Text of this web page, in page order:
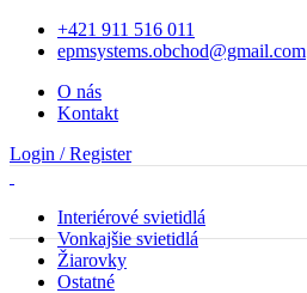
+421 911 516 011
epmsystems.obchod@gmail.com
O nás
Kontakt
Login / Register
Interiérové svietidlá
Vonkajšie svietidlá
Žiarovky
Ostatné